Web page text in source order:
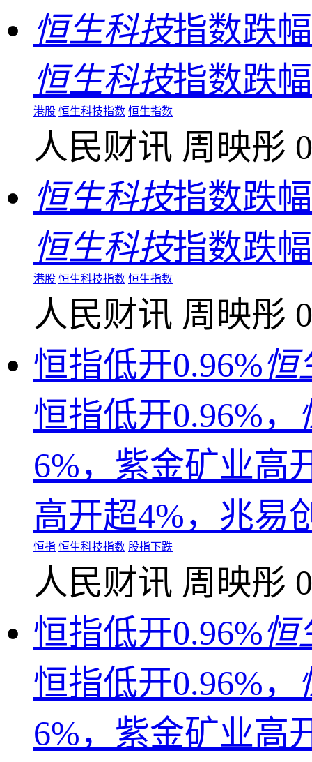
恒生科技指数跌
恒生科技指数跌
港股 恒生科技指数 恒生指数
人民财讯 周映彤
恒生科技指数跌
恒生科技指数跌
港股 恒生科技指数 恒生指数
人民财讯 周映彤
恒指低开0.96%恒
恒指低开0.96%，
6%，紫金矿业高
高开超4%，兆易
恒指 恒生科技指数 股指下跌
人民财讯 周映彤
恒指低开0.96%恒
恒指低开0.96%，
6%，紫金矿业高